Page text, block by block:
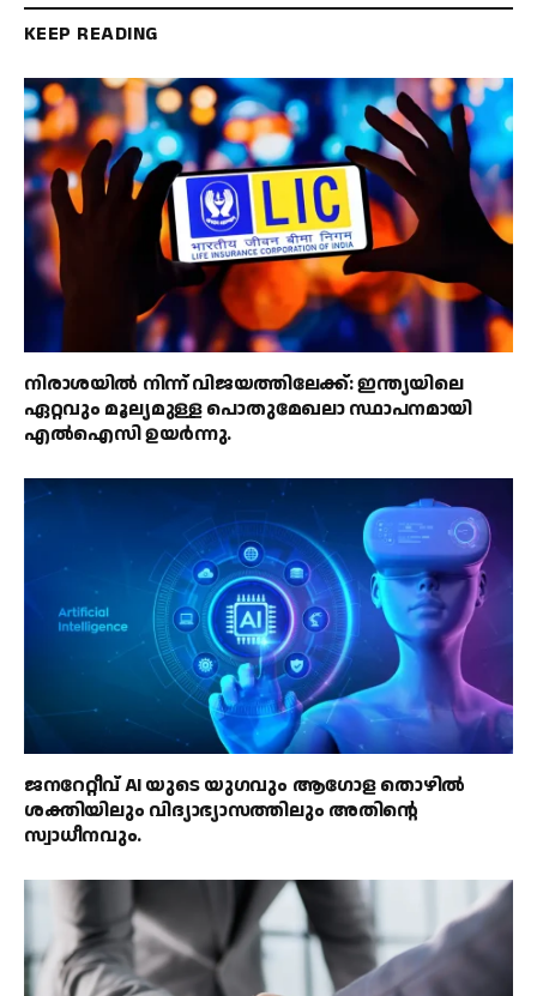
KEEP READING
നിരാശയിൽ നിന്ന് വിജയത്തിലേക്ക്: ഇന്ത്യയിലെ
ഏറ്റവും മൂല്യമുള്ള പൊതുമേഖലാ സ്ഥാപനമായി
എൽഐസി ഉയർന്നു.
ജനറേറ്റീവ് AI യുടെ യുഗവും ആഗോള തൊഴിൽ
ശക്തിയിലും വിദ്യാഭ്യാസത്തിലും അതിൻ്റെ
സ്വാധീനവും.